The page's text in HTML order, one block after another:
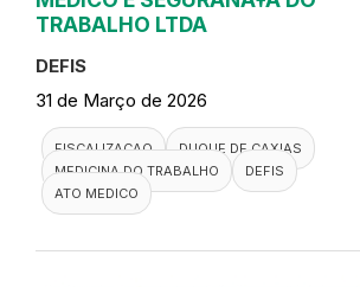
TRABALHO LTDA
DEFIS
31 de Março de 2026
FISCALIZACAO
DUQUE DE CAXIAS
MEDICINA DO TRABALHO
DEFIS
ATO MEDICO